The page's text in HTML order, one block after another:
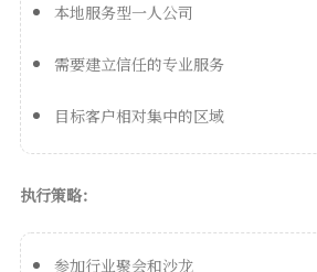
本地服务型一人公司
需要建立信任的专业服务
目标客户相对集中的区域
执行策略：
参加行业聚会和沙龙